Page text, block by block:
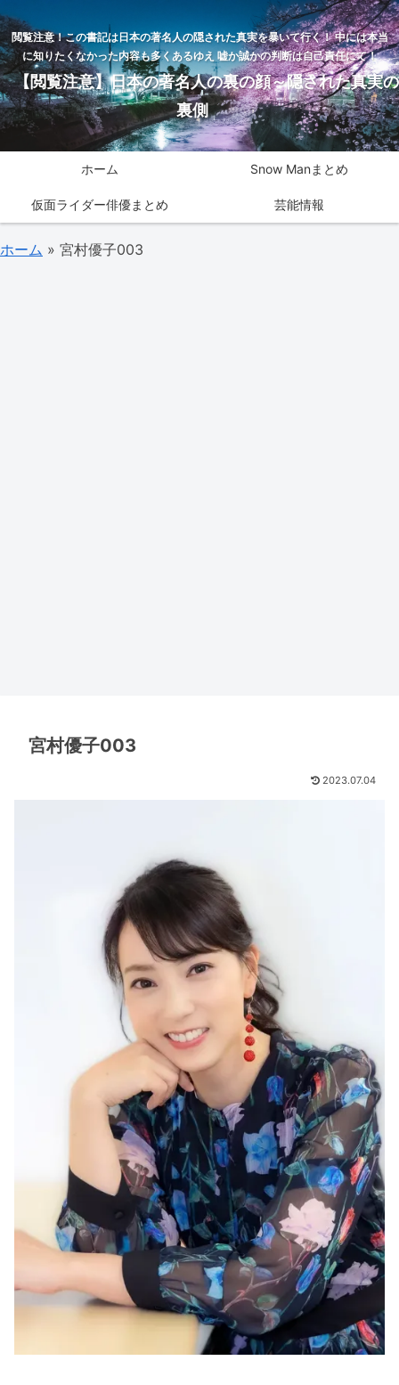
閲覧注意！この書記は日本の著名人の隠された真実を暴いて行く！ 中には本当
に知りたくなかった内容も多くあるゆえ 嘘か誠かの判断は自己責任にて！
【閲覧注意】日本の著名人の裏の顔～隠された真実の
裏側
ホーム Snow Manまとめ
仮面ライダー俳優まとめ 芸能情報
ホーム » 宮村優子003
宮村優子003
2023.07.04